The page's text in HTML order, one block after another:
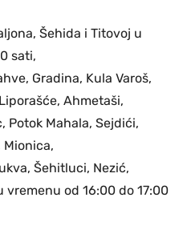
Šehida i Titovoj u
sati,
Gradina, Kula Varoš,
Ahmetaši,
Potok Mahala, Sejdići,
Mionica,
Šehitluci, Nezić,
vremenu od 16:00 do 17:00